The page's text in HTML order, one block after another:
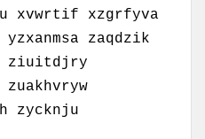
xvwrtif xzgrfyva
zaqdzik
ziuitdjry
zuakhvryw
zycknju